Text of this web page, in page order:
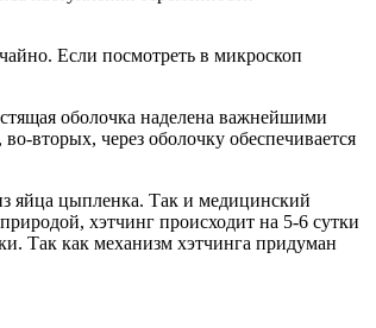
Если посмотреть в микроскоп
оболочка наделена важнейшими
вторых, через оболочку обеспечивается
яйца цыпленка. Так и медицинский
хэтчинг происходит на 5-6 сутки
Так как механизм хэтчинга придуман